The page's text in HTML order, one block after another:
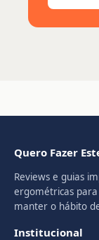
Quero Fazer
Reviews e guias
ergométricas
manter o hábito
Institucional